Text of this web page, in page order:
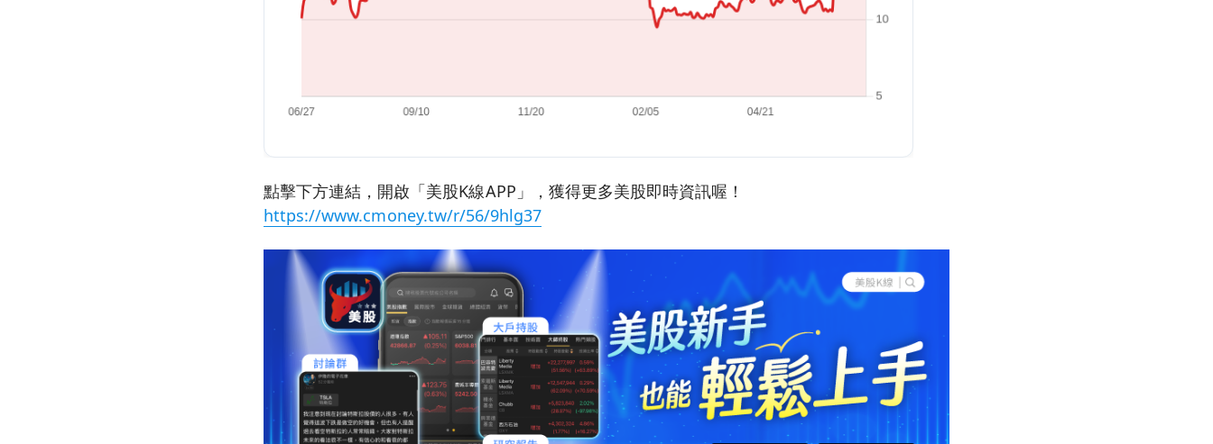
點擊下方連結，開啟「美股K線APP」，獲得更多美股即時資訊喔！
https://www.cmoney.tw/r/56/9hlg37